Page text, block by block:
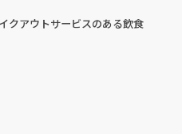
クアウトサービスのある飲食